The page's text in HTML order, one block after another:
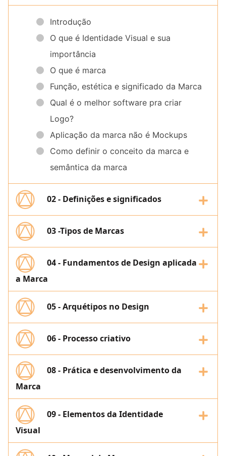
Introdução
O que é Identidade Visual e sua
importância
O que é marca
Função, estética e significado da Marca
Qual é o melhor software pra criar
Logo?
Aplicação da marca não é Mockups
Como definir o conceito da marca e
semântica da marca
02 - Definições e significados
03 -Tipos de Marcas
04 - Fundamentos de Design aplicada
a Marca
05 - Arquétipos no Design
06 - Processo criativo
08 - Prática e desenvolvimento da
Marca
09 - Elementos da Identidade
Visual